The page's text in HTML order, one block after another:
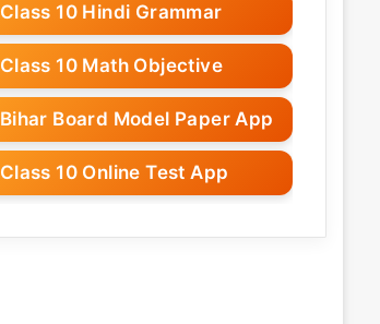
Class 10 Hindi Grammar
Class 10 Math Objective
Bihar Board Model Paper App
Class 10 Online Test App